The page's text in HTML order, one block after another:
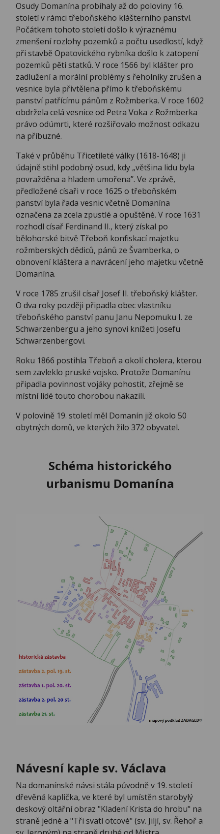
Osudy Domanína probíhaly až do poloviny 16.
století v rámci třeboňského klášterního panství.
Počátkem tohoto století došlo k výraznému
zmenšení rozlohy pozemků a počtu usedlostí, když
při stavbě Opatovického rybníka došlo k zatopení
pozemků pěti statků. V roce 1566 byl klášter pro
zadlužení a morální problémy s řeholníky zrušen a
vesnice byla přivtělena přímo k třeboňskému
panství patřícímu pánům z Rožmberka. V roce 1602
obdržela celá vesnice od Petra Voka z Rožmberka
právo odúmrti, které rozšiřovalo možnost odkazu
na příbuzné.
Také v průběhu Třicetileté války (1618-1648) ji
údajně stihl podobný osud, kdy „většina lidu byla
povražděna a hladem umořena”. Ve zprávě,
předložené císaři v roce 1625 o třeboňském
panství byla řada vesnic včetně Domanína
označena za zcela zpustlé a opuštěné. V roce 1631
rozhodl císař Ferdinand II., který získal po
bělohorské bitvě Třeboň konfiskací majetku
rožmberských dědiců, pánů ze Švamberka, o
obnovení kláštera a navrácení jeho majetku včetně
Domanína.
V roce 1785 zrušil císař Josef II. třeboňský klášter.
O dva roky později připadla obec vlastníku
třeboňského panství panu Janu Nepomuku I. ze
Schwarzenbergu a jeho synovi knížeti Josefu
Schwarzenbergovi.
Roku 1866 postihla Třeboň a okolí cholera, kterou
sem zavleklo pruské vojsko. Protože Domanínu
připadla povinnost vojáky pohostit, zřejmě se
místní lidé touto chorobou nakazili.
V polovině 19. století měl Domanín již okolo 50
obytných domů, ve kterých žilo 372 obyvatel.
Schéma historického
urbanismu Domanína
Návesní kaple sv. Václava
Na domanínské návsi stála původně v 19. století
dřevěná kaplička, ve které byl umístěn starobylý
deskový oltářní obraz "Kladení Krista do hrobu" na
straně jedné a "Tři svatí otcové" (sv. Jiljí, sv. Řehoř a